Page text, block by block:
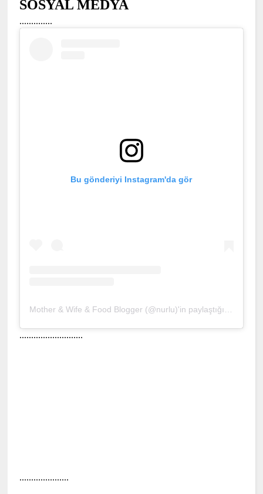
SOSYAL MEDYA
..............
Bu gönderiyi Instagram'da gör
...........................
.....................